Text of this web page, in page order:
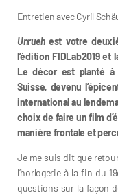
Entretien avec Cyril
Unruehest votre
l’édition FIDLab2019 et
Le décor est planté
Suisse, devenu
international au
choix de faire un film
manière frontale et
Je me suis dit que
l’horlogerie à la fin du
questions sur la façon